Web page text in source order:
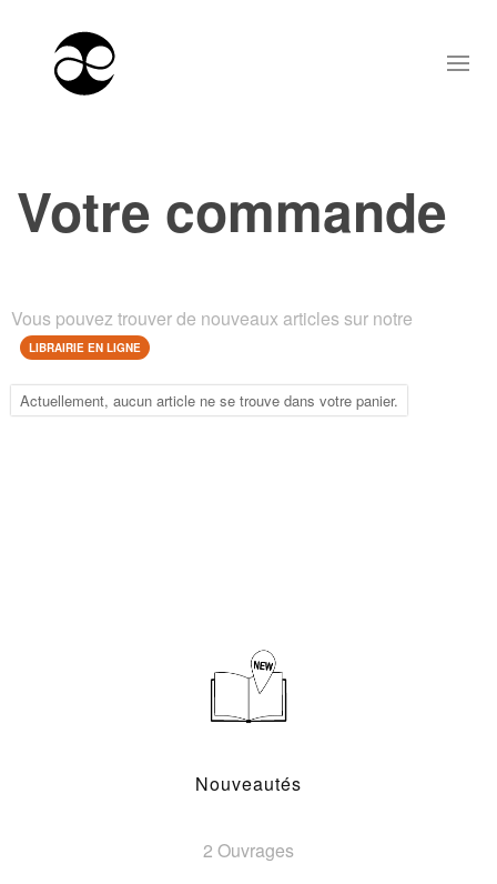
Votre commande
Vous pouvez trouver de nouveaux articles sur notre
LIBRAIRIE EN LIGNE
Actuellement, aucun article ne se trouve dans votre panier.
Nouveautés
2 Ouvrages